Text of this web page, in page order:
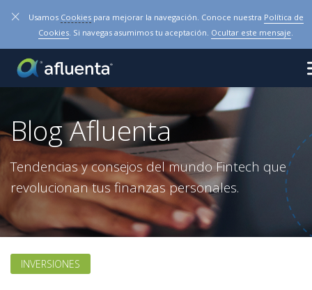
× Usamos Cookiespara mejorar la navegación. Conoce nuestra Política de
Cookies. Si navegas asumimos tu aceptación. Ocultar este mensaje.
Blog Afluenta
Tendencias y consejos del mundo Fintech que
revolucionan tus finanzas personales.
INVERSIONES